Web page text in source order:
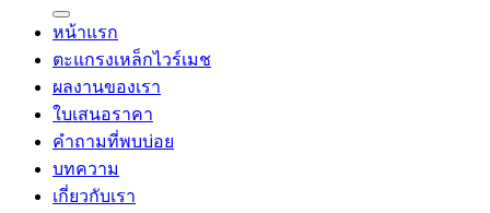
หน้าแรก
ตะแกรงเหล็กไวร์เมช
ผลงานของเรา
ใบเสนอราคา
คำถามที่พบบ่อย
บทความ
เกี่ยวกับเรา